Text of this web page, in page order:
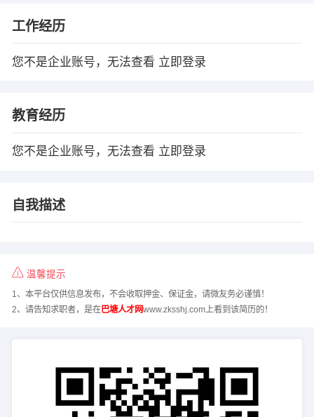
工作经历
您不是企业账号，无法查看 立即登录
教育经历
您不是企业账号，无法查看 立即登录
自我描述
温馨提示
1、本平台仅供信息发布，不会收取押金、保证金，请微友务必谨慎！
2、请告知求职者，是在巴塘人才网www.zksshj.com上看到该简历的！